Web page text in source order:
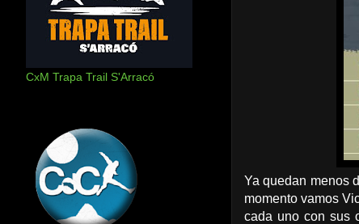
Ya quedan menos
momento vamos
cada uno con sus
CxM Trapa Trail S'Arracó